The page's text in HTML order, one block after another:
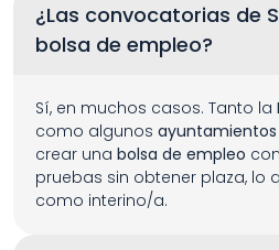
¿Las convocatorias de
bolsa de empleo?
Sí, en muchos casos. Tanto la
como algunos
crear una bolsa de empleo
pruebas sin obtener plaza, lo
como interino/a.